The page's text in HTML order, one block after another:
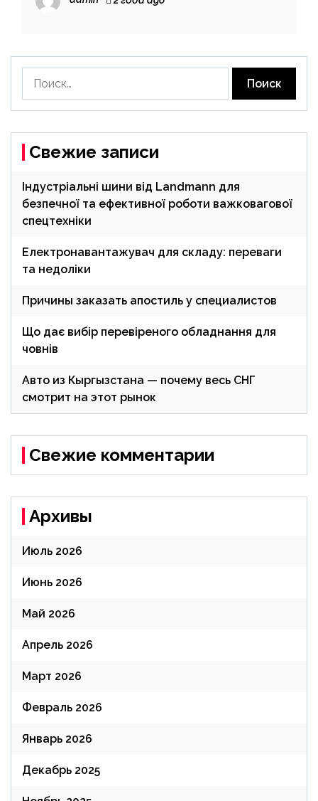
Свежие записи
Індустріальні шини від Landmann для
безпечної та ефективної роботи важковагової
спецтехніки
Електронавантажувач для складу: переваги
та недоліки
Причины заказать апостиль у специалистов
Що дає вибір перевіреного обладнання для
човнів
Авто из Кыргызстана — почему весь СНГ
смотрит на этот рынок
Свежие комментарии
Архивы
Июль 2026
Июнь 2026
Май 2026
Апрель 2026
Март 2026
Февраль 2026
Январь 2026
Декабрь 2025